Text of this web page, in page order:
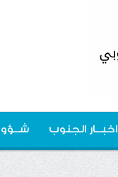
اخبــار الجنوب